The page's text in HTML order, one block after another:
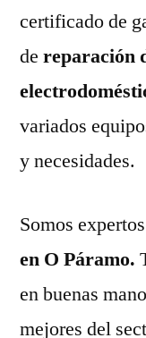
certificado de
de reparación
variados
y necesidades.
Somos
en O Páramo.
en buenas
mejores del